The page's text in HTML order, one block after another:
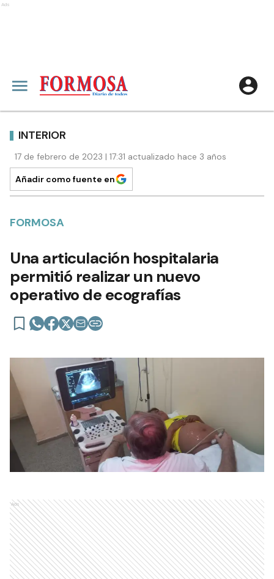
Ads
INTERIOR
17 de febrero de 2023 | 17:31 actualizado hace 3 años
Añadir como fuente en
FORMOSA
Una articulación hospitalaria
permitió realizar un nuevo
operativo de ecografías
Ads